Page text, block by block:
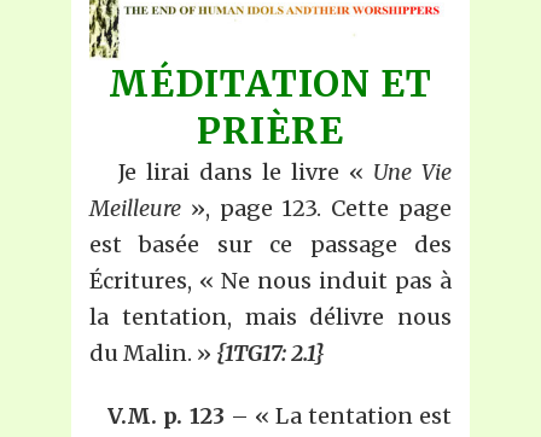
MÉDITATION ET
PRIÈRE
Je lirai dans le livre « Une Vie
Meilleure », page 123. Cette page
est basée sur ce passage des
Écritures, « Ne nous induit pas à
la tentation, mais délivre nous
du Malin. » {1TG17: 2.1}
V.M. p. 123 – « La tentation est